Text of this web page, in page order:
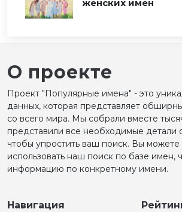
женских имен
О проекте
Проект "Популярные имена" - это
данных, которая представляет
со всего мира. Мы собрали вместе
представили все необходимые детали
чтобы упростить ваш поиск. Вы можете
использовать наш поиск по базе имен,
информацию по конкретному имени.
Навигация